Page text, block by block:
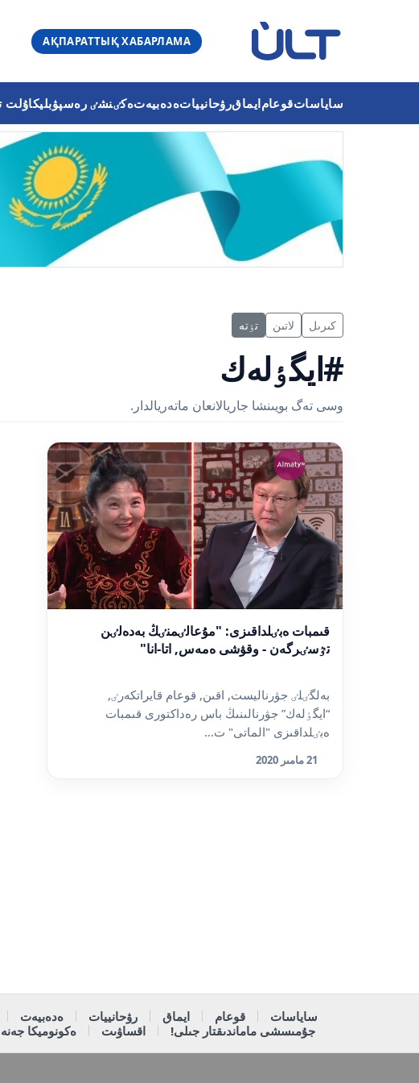
АҚПАРАТТЫҚ ХАБАРЛАМА
ساياساتقوعامايماقرۋحانيياتەدەبيەتەكٸنشٸ رەسپۋبليكاۇلت
كىرىل لاتىن تٶتە
#ايگٶلەك
وسى تەگ بويىنشا جاريالانعان ماتەريالدار.
قىمبات ەبٸلداقىزى: "مۇعالٸمنٸڭ بەدەلٸن
تٷسٸرگەن - وقۋشى ەمەس, اتا-انا"
بەلگٸلٸ جۋرناليست, اقىن, قوعام قايراتكەرٸ,
“ايگٶلەك” جۋرنالىنىڭ باس رەداكتورى قىمبات
ەبٸلداقىزى "الماتى" ت...
21 مامىر 2020
ساياسات قوعام ايماق رۋحانييات ەدەبيەت
جۇمىسشى ماماندىقتار جىلى!
اقساۋىت ەكونوميكا